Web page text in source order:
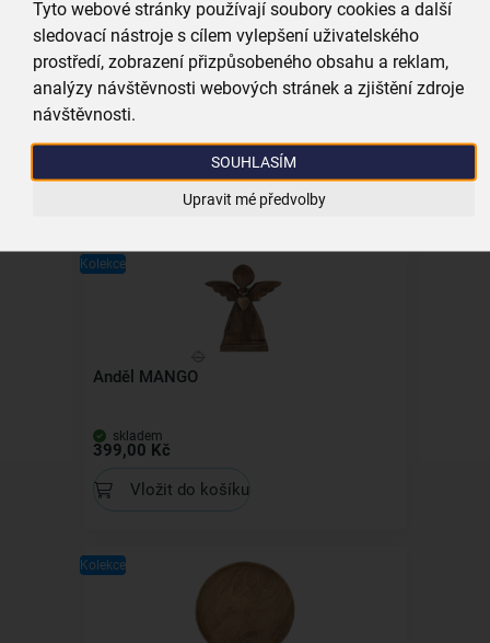
Tyto webové stránky používají soubory cookies a další
sledovací nástroje s cílem vylepšení uživatelského
prostředí, zobrazení přizpůsobeného obsahu a reklam,
analýzy návštěvnosti webových stránek a zjištění zdroje
návštěvnosti.
SOUHLASÍM
Upravit mé předvolby
Podtácek MANGO hvězda
59,00 Kč
Vložit do košíku
Kolekce
Anděl MANGO
skladem
399,00 Kč
Vložit do košíku
Kolekce